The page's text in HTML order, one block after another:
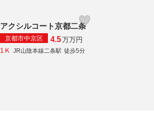
アクシルコート京都二条
京都市中京区 4.5万万円
1Ｋ
JR山陰本線二条駅 徒歩5分